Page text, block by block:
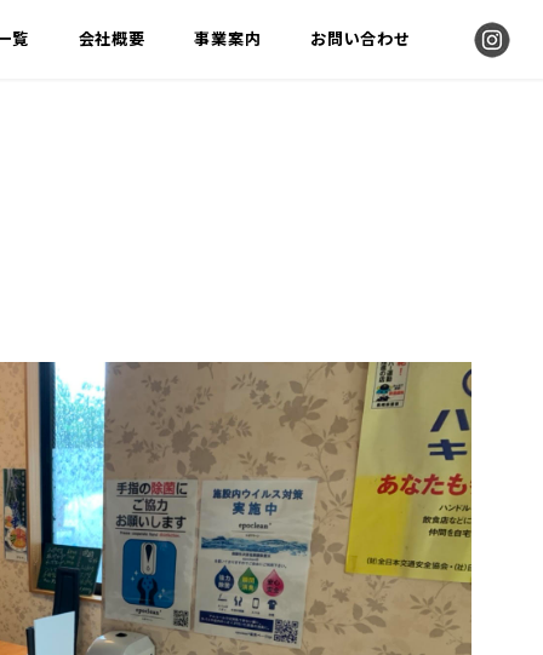
覧 会社概要 事業案内 お問い合わせ